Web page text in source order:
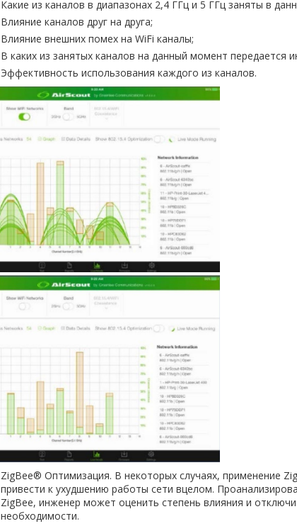
Какие из каналов в диапазонах 2,4 ГГц и 5 ГГц заняты в
Влияние каналов друг на друга;
Влияние внешних помех на WiFi каналы;
В каких из занятых каналов на данный момент передается
Эффективность использования каждого из каналов.
ZigBee® Оптимизация. В некоторых случаях, применение
привести к ухудшению работы сети вцелом.
ZigBee, инженер может оценить степень влияния и
необходимости.